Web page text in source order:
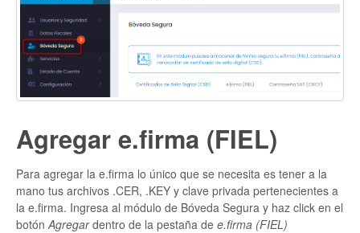
Agregar e.firma (FIEL)
Para agregar la e.firma lo único que se necesita es tener a la
mano tus archivos .CER, .KEY y clave privada pertenecientes a
la e.firma. Ingresa al módulo de Bóveda Segura y haz click en el
botón Agregardentro de la pestaña de e.firma (FIEL)